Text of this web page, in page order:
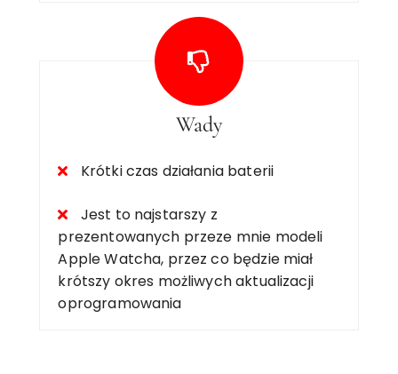
Wady
Krótki czas działania baterii
Jest to najstarszy z
prezentowanych przeze mnie modeli
Apple Watcha, przez co będzie miał
krótszy okres możliwych aktualizacji
oprogramowania